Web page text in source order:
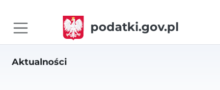
podatki.gov.pl
Aktualności